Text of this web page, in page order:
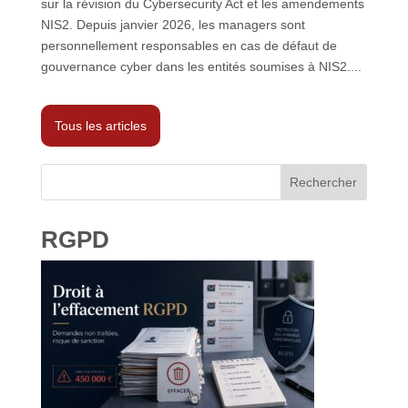
sur la révision du Cybersecurity Act et les amendements
NIS2. Depuis janvier 2026, les managers sont
personnellement responsables en cas de défaut de
gouvernance cyber dans les entités soumises à NIS2....
Tous les articles
Rechercher
RGPD